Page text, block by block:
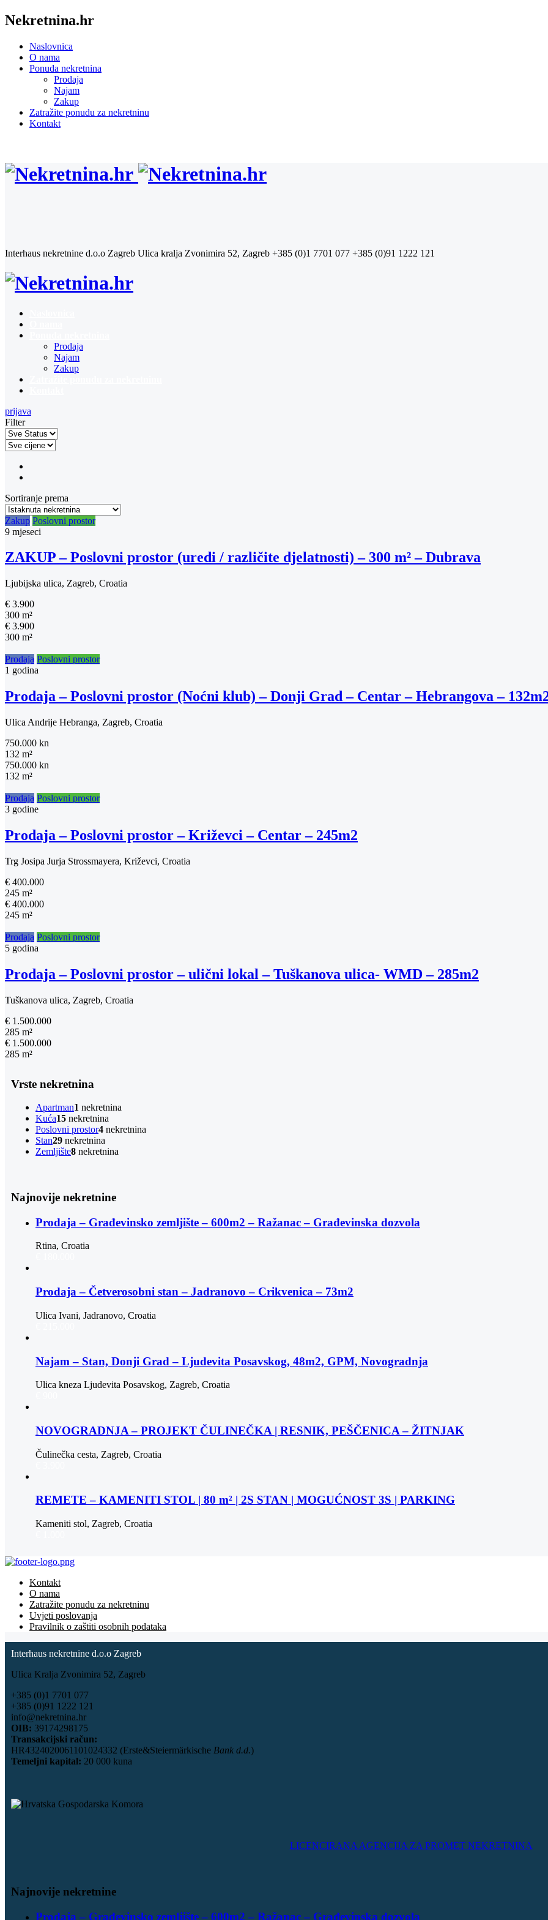
Nekretnina.hr
Naslovnica
O nama
Ponuda nekretnina
Prodaja
Najam
Zakup
Zatražite ponudu za nekretninu
Kontakt
Interhaus nekretnine d.o.o Zagreb Ulica kralja Zvonimira 52, Zagreb +385 (0)1 7701 077 +385 (0)91 1222 121
Prodaja
Najam
Zakup
prijava
Filter
Sortiranje prema
Zakup Poslovni prostor
9 mjeseci
ZAKUP – Poslovni prostor (uredi / različite djelatnosti) – 300 m² – Dubrava
Ljubijska ulica, Zagreb, Croatia
€ 3.900
300 m²
€ 3.900
300 m²
Prodaja Poslovni prostor
1 godina
Prodaja – Poslovni prostor (Noćni klub) – Donji Grad – Centar – Hebrangova –
Ulica Andrije Hebranga, Zagreb, Croatia
750.000 kn
132 m²
750.000 kn
132 m²
Prodaja Poslovni prostor
3 godine
Prodaja – Poslovni prostor – Križevci – Centar – 245m2
Trg Josipa Jurja Strossmayera, Križevci, Croatia
€ 400.000
245 m²
€ 400.000
245 m²
Prodaja Poslovni prostor
5 godina
Prodaja – Poslovni prostor – ulični lokal – Tuškanova ulica- WMD – 285m2
Tuškanova ulica, Zagreb, Croatia
€ 1.500.000
285 m²
€ 1.500.000
285 m²
Vrste nekretnina
Apartman1 nekretnina
Kuća15 nekretnina
Poslovni prostor4 nekretnina
Stan29 nekretnina
Zemljište8 nekretnina
Najnovije nekretnine
Prodaja – Građevinsko zemljište – 600m2 – Ražanac – Građevinska dozvola
Rtina, Croatia
Prodaja – Četverosobni stan – Jadranovo – Crikvenica – 73m2
Ulica Ivani, Jadranovo, Croatia
Najam – Stan, Donji Grad – Ljudevita Posavskog, 48m2, GPM, Novogradnja
Ulica kneza Ljudevita Posavskog, Zagreb, Croatia
NOVOGRADNJA – PROJEKT ČULINEČKA | RESNIK, PEŠČENICA – ŽITNJAK
Čulinečka cesta, Zagreb, Croatia
REMETE – KAMENITI STOL | 80 m² | 2S STAN | MOGUĆNOST 3S | PARKING
Kameniti stol, Zagreb, Croatia
Kontakt
O nama
Zatražite ponudu za nekretninu
Uvjeti poslovanja
Pravilnik o zaštiti osobnih podataka
Interhaus nekretnine d.o.o Zagreb
Ulica Kralja Zvonimira 52, Zagreb
+385 (0)1 7701 077
+385 (0)91 1222 121
info@nekretnina.hr
OIB: 39174298175
Transakcijski račun:
HR4324020061101024332 (Erste&Steiermärkische Bank d.d.)
Temeljni kapital: 20 000 kuna
LICENCIRANA AGENCIJA ZA PROMET NEKRETNINA
Najnovije nekretnine
Prodaja – Građevinsko zemljište – 600m2 – Ražanac – Građevinska dozvola